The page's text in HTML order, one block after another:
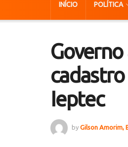
INÍCIO POLÍTICA
Ieptec
by Gilson Amorim,